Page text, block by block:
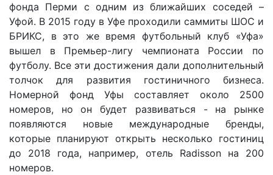
фонда Перми с одним из ближайших соседей –
Уфой. В 2015 году в Уфе проходили саммиты ШОС и
БРИКС, в это же время футбольный клуб «Уфа»
вышел в Премьер-лигу чемпионата России по
футболу. Все эти достижения дали дополнительный
толчок для развития гостиничного бизнеса.
Номерной фонд Уфы составляет около 2500
номеров, но он будет развиваться - на рынке
появляются новые международные бренды,
которые планируют открыть несколько гостиниц
до 2018 года, например, отель Radisson на 200
номеров.